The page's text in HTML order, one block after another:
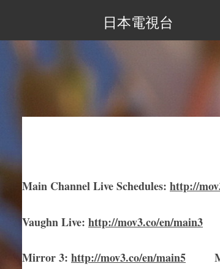
日本電視台
Main Channel Live Schedules: http://
Vaughn Live: http://mov3.co/en/main3
Mirror3: http://mov3.co/en/main5